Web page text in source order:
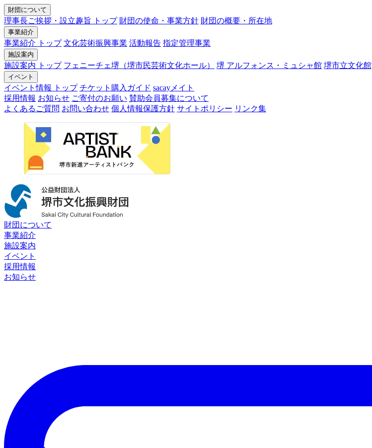
財団について
理事長ご挨拶・設立趣旨 トップ 財団の使命・事業方針 財団の概要・所在地
事業紹介
事業紹介 トップ 文化芸術振興事業 活動報告 指定管理事業
施設案内
施設案内 トップ フェニーチェ堺（堺市民芸術文化ホール） 堺 アルフォンス・ミュシャ館 堺市立文化館
イベント
イベント情報 トップ チケット購入ガイド sacayメイト
採用情報 お知らせ ご寄付のお願い 賛助会員募集について
よくあるご質問 お問い合わせ 個人情報保護方針 サイトポリシー リンク集
財団について
事業紹介
施設案内
イベント
採用情報
お知らせ